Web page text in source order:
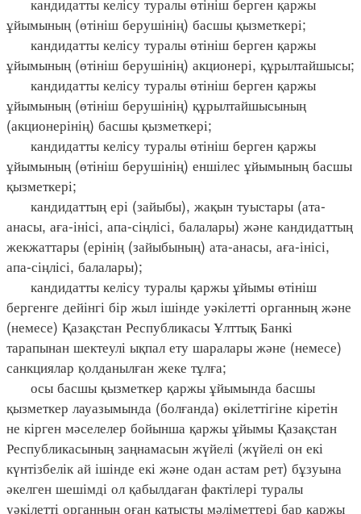
ұйымының (өтініш берушінің) басшы қызметкері;
кандидатты келісу туралы өтініш берген қаржы
ұйымының (өтініш берушінің) акционері, құрылтайшысы;
кандидатты келісу туралы өтініш берген қаржы
ұйымының (өтініш берушінің) құрылтайшысының
(акционерінің) басшы қызметкері;
кандидатты келісу туралы өтініш берген қаржы
ұйымының (өтініш берушінің) еншілес ұйымының басшы
қызметкері;
кандидаттың ері (зайыбы), жақын туыстары (ата-
анасы, аға-інісі, апа-сіңлісі, балалары) және кандидаттың
жекжаттары (ерінің (зайыбының) ата-анасы, аға-інісі,
апа-сіңлісі, балалары);
кандидатты келісу туралы қаржы ұйымы өтініш
бергенге дейінгі бір жыл ішінде уәкілетті органның және
(немесе) Қазақстан Республикасы Ұлттық Банкі
тарапынан шектеулі ықпал ету шаралары және (немесе)
санкциялар қолданылған жеке тұлға;
осы басшы қызметкер қаржы ұйымында басшы
қызметкер лауазымында (болғанда) өкілеттігіне кіретін
не кірген мәселелер бойынша қаржы ұйымы Қазақстан
Республикасының заңнамасын жүйелі (жүйелі он екі
күнтізбелік ай ішінде екі және одан астам рет) бұзуына
әкелген шешімді ол қабылдаған фактілері туралы
уәкілетті органның оған қатысты мәліметтері бар қаржы